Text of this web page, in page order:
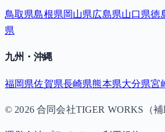
鳥取県島根県岡山県広島県山口県徳
県
九州・沖縄
福岡県佐賀県長崎県熊本県大分県宮
© 2026合同会社TIGER WORKS（補